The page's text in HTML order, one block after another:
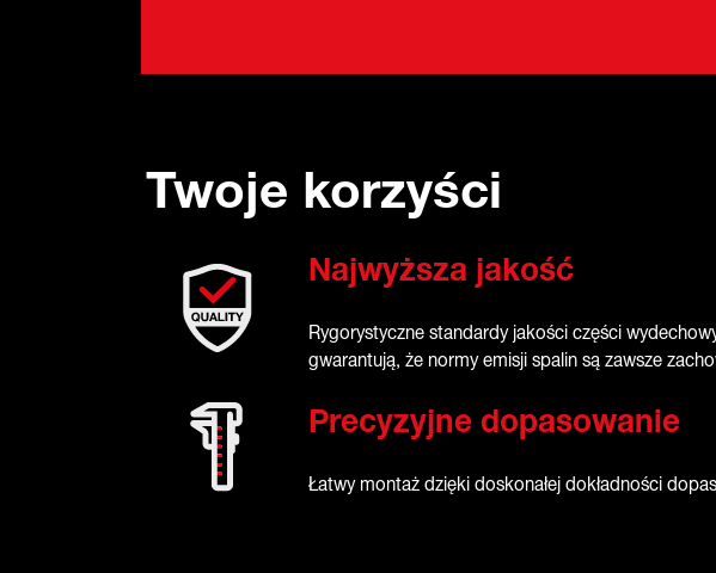
Twoje korzyści
Najwyższa jakość
Rygorystyczne standardy jakości części
gwarantują, że normy emisji spalin są zawsze
Precyzyjne dopasowanie
Łatwy montaż dzięki doskonałej dokładności